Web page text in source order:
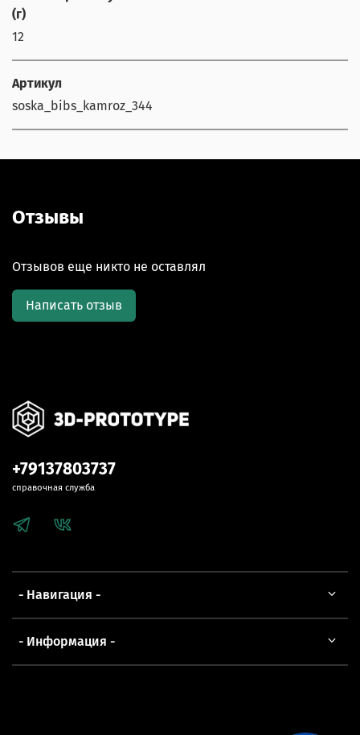
(г)
12
Артикул
soska_bibs_kamroz_344
Отзывы
Отзывов еще никто не оставлял
Написать отзыв
- Навигация -
- Информация -
+79137803737
справочная служба